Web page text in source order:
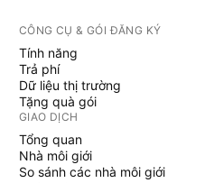
CÔNG CỤ & GÓI ĐĂNG KÝ
Tính năng
Trả phí
Dữ liệu thị trường
Tặng quà gói
GIAO DỊCH
Tổng quan
Nhà môi giới
So sánh các nhà môi giới